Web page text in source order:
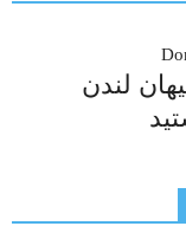
لندن